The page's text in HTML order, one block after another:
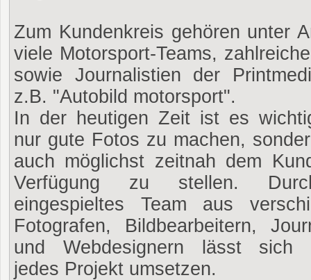
Zum Kundenkreis gehören unter
viele Motorsport-Teams,
sowie Journalistien der
z.B. "Autobild motorsport".
In der heutigen Zeit ist es
nur gute Fotos zu machen,
auch möglichst zeitnah dem
Verfügung zu stellen.
eingespieltes Team aus
Fotografen, Bildbearbeitern,
und Webdesignern lässt sich
jedes Projekt umsetzen.